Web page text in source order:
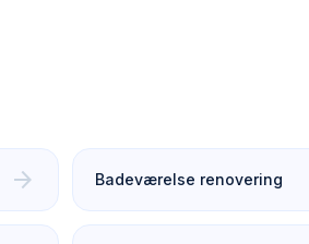
arrow_forward Badeværelse renovering